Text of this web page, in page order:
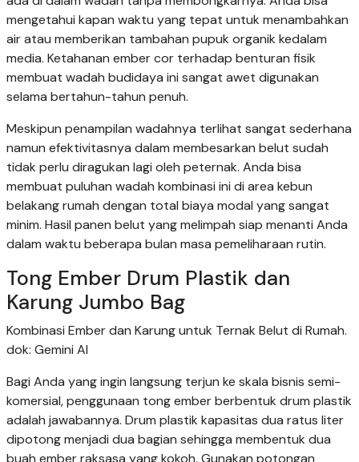
mengetahui kapan waktu yang tepat untuk menambahkan
air atau memberikan tambahan pupuk organik kedalam
media. Ketahanan ember cor terhadap benturan fisik
membuat wadah budidaya ini sangat awet digunakan
selama bertahun-tahun penuh.
Meskipun penampilan wadahnya terlihat sangat sederhana
namun efektivitasnya dalam membesarkan belut sudah
tidak perlu diragukan lagi oleh peternak. Anda bisa
membuat puluhan wadah kombinasi ini di area kebun
belakang rumah dengan total biaya modal yang sangat
minim. Hasil panen belut yang melimpah siap menanti Anda
dalam waktu beberapa bulan masa pemeliharaan rutin.
Tong Ember Drum Plastik dan
Karung Jumbo Bag
Kombinasi Ember dan Karung untuk Ternak Belut di Rumah.
dok: Gemini AI
Bagi Anda yang ingin langsung terjun ke skala bisnis semi-
komersial, penggunaan tong ember berbentuk drum plastik
adalah jawabannya. Drum plastik kapasitas dua ratus liter
dipotong menjadi dua bagian sehingga membentuk dua
buah ember raksasa yang kokoh. Gunakan potongan